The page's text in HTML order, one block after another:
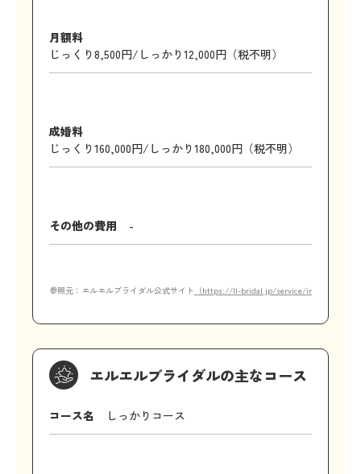
月額料
じっくり8,500円/しっかり12,000円（税不明）
成婚料
じっくり160,000円/しっかり180,000円（税不明）
その他の費用 -
参照元：エルエルブライダル公式サイト （https://ll-bridal.jp/service/index.html）
エルエルブライダルの主なコース
コース名 しっかりコース